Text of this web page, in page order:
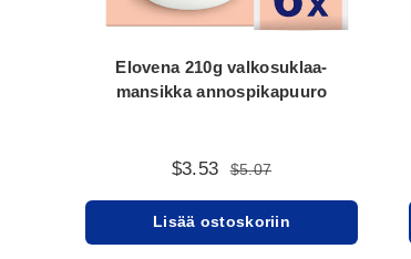
Elovena 210g valkosuklaa-
mansikka annospikapuuro
$3.53 $5.07
Lisää ostoskoriin